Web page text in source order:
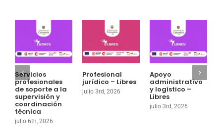
Servicios
profesionales
de soporte a la
supervisión y
coordinación
técnica
julio 6th, 2026
Profesional
jurídico – Libres
julio 3rd, 2026
Apoyo
administrativo
y logístico –
Libres
julio 3rd, 2026